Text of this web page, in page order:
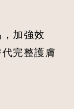
加強效
完整護膚